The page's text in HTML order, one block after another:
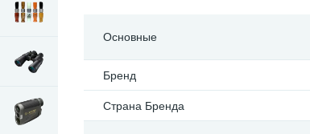
Основные
Бренд
Страна Бренда